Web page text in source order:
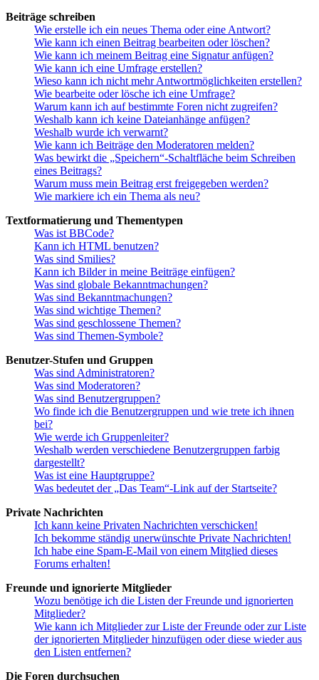
Beiträge schreiben
Wie erstelle ich ein neues Thema oder eine Antwort?
Wie kann ich einen Beitrag bearbeiten oder löschen?
Wie kann ich meinem Beitrag eine Signatur anfügen?
Wie kann ich eine Umfrage erstellen?
Wieso kann ich nicht mehr Antwortmöglichkeiten erstellen?
Wie bearbeite oder lösche ich eine Umfrage?
Warum kann ich auf bestimmte Foren nicht zugreifen?
Weshalb kann ich keine Dateianhänge anfügen?
Weshalb wurde ich verwarnt?
Wie kann ich Beiträge den Moderatoren melden?
Was bewirkt die „Speichern“-Schaltfläche beim Schreiben
eines Beitrags?
Warum muss mein Beitrag erst freigegeben werden?
Wie markiere ich ein Thema als neu?
Textformatierung und Thementypen
Was ist BBCode?
Kann ich HTML benutzen?
Was sind Smilies?
Kann ich Bilder in meine Beiträge einfügen?
Was sind globale Bekanntmachungen?
Was sind Bekanntmachungen?
Was sind wichtige Themen?
Was sind geschlossene Themen?
Was sind Themen-Symbole?
Benutzer-Stufen und Gruppen
Was sind Administratoren?
Was sind Moderatoren?
Was sind Benutzergruppen?
Wo finde ich die Benutzergruppen und wie trete ich ihnen
bei?
Wie werde ich Gruppenleiter?
Weshalb werden verschiedene Benutzergruppen farbig
dargestellt?
Was ist eine Hauptgruppe?
Was bedeutet der „Das Team“-Link auf der Startseite?
Private Nachrichten
Ich kann keine Privaten Nachrichten verschicken!
Ich bekomme ständig unerwünschte Private Nachrichten!
Ich habe eine Spam-E-Mail von einem Mitglied dieses
Forums erhalten!
Freunde und ignorierte Mitglieder
Wozu benötige ich die Listen der Freunde und ignorierten
Mitglieder?
Wie kann ich Mitglieder zur Liste der Freunde oder zur Liste
der ignorierten Mitglieder hinzufügen oder diese wieder aus
den Listen entfernen?
Die Foren durchsuchen